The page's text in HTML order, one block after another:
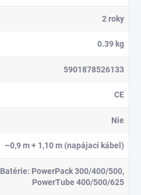
2 roky
0.39 kg
5901878526133
CE
Nie
~0,9 m + 1,10 m (napájací kábel)
Batérie: PowerPack 300/400/500,
PowerTube 400/500/625